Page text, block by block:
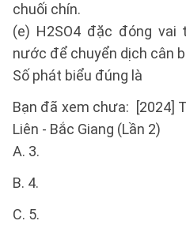
chuối chín.
(e) H2SO4 đặc đóng
nước để chuyển dịch cân
Số phát biểu đúng là
Bạn đã xem chưa: [2024]
Liên - Bắc Giang (Lần 2)
A. 3.
B. 4.
C. 5.